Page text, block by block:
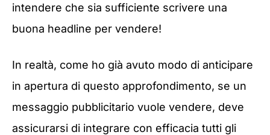
intendere che sia sufficiente scrivere una
buona headline per vendere!
In realtà, come ho già avuto modo di anticipare
in apertura di questo approfondimento, se un
messaggio pubblicitario vuole vendere, deve
assicurarsi di integrare con efficacia tutti gli